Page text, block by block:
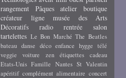
rangement
Pâques atelier
boutique
créateur
ligne
musée des Arts
Décoratifs
radio rentrée
salon
tartelettes Le Bon Marché The Beatles
bateau danse déco enfance hygge télé
veggie
voiture zen
étiquettes cadeau
Etats-Unis Famille Nantes St Valentin
apéritif complément alimentaire concert